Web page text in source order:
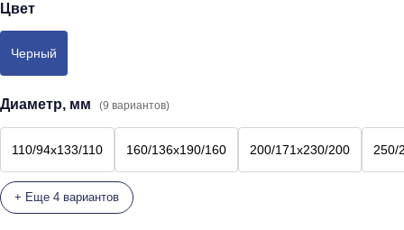
Цвет
Черный
Диаметр, мм (9 вариантов)
110/94х133/110 160/136х190/160 200/171х230/200 250/
+ Еще 4 вариантов